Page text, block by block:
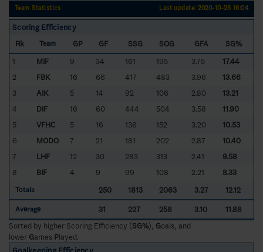
Team Statistics Last update: 2020-10-28 16:04
Scoring Efficiency
Rk
Team GP GF SSG SOG GFA
SG%
1
MIF 9 34 161 195 3.75
17.44
2
FBK 16 66 417 483 3.96
13.66
3
AIK 5 14 92 106 2.80
13.21
4
DIF 16 60 444 504 3.58
11.90
5
VFHC 5 16 136 152 3.20
10.53
6
MODO 7 21 181 202 2.87
10.40
7
LHF 12 30 283 313 2.41
9.58
8
BIF 4 9 99 108 2.21 8.33
Totals 250 1813 2063 3.27 12.12
Average 31 227 258 3.10
11.88
Sorted by higher Scoring Efficiency (SG%), Goals, and
lower Games Played.